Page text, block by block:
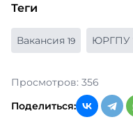
Теги
Вакансия 19 ЮРГПУ
Просмотров: 356
Поделиться: